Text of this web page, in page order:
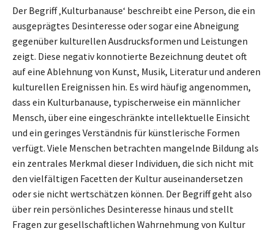
Der Begriff ‚Kulturbanause‘ beschreibt eine Person, die ein
ausgeprägtes Desinteresse oder sogar eine Abneigung
gegenüber kulturellen Ausdrucksformen und Leistungen
zeigt. Diese negativ konnotierte Bezeichnung deutet oft
auf eine Ablehnung von Kunst, Musik, Literatur und anderen
kulturellen Ereignissen hin. Es wird häufig angenommen,
dass ein Kulturbanause, typischerweise ein männlicher
Mensch, über eine eingeschränkte intellektuelle Einsicht
und ein geringes Verständnis für künstlerische Formen
verfügt. Viele Menschen betrachten mangelnde Bildung als
ein zentrales Merkmal dieser Individuen, die sich nicht mit
den vielfältigen Facetten der Kultur auseinandersetzen
oder sie nicht wertschätzen können. Der Begriff geht also
über rein persönliches Desinteresse hinaus und stellt
Fragen zur gesellschaftlichen Wahrnehmung von Kultur